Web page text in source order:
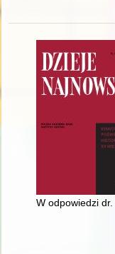
W odpowiedzi